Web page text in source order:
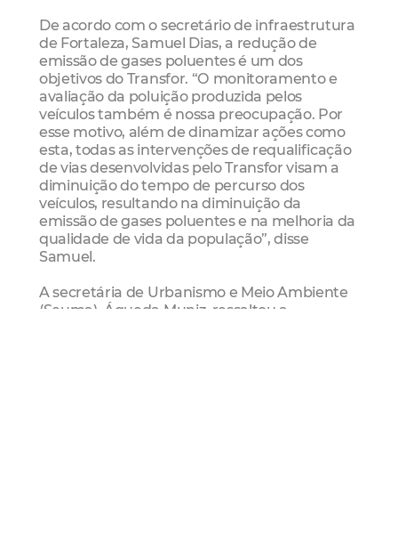
De acordo com o secretário de infraestrutura
de Fortaleza, Samuel Dias, a redução de
emissão de gases poluentes é um dos
objetivos do Transfor. “O monitoramento e
avaliação da poluição produzida pelos
veículos também é nossa preocupação. Por
esse motivo, além de dinamizar ações como
esta, todas as intervenções de requalificação
de vias desenvolvidas pelo Transfor visam a
diminuição do tempo de percurso dos
veículos, resultando na diminuição da
emissão de gases poluentes e na melhoria da
qualidade de vida da população”, disse
Samuel.
A secretária de Urbanismo e Meio Ambiente
(Seuma), Águeda Muniz, ressaltou a